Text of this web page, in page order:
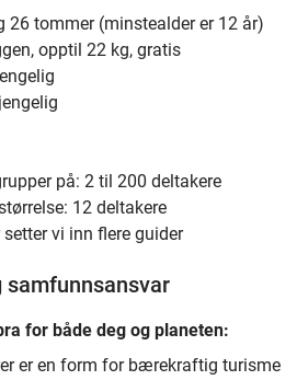
26 tommer (minstealder er 12 år)
opptil 22 kg, gratis
på: 2 til 200 deltakere
12 deltakere
vi inn flere guider
for både deg og planeten:
er en form for bærekraftig turisme